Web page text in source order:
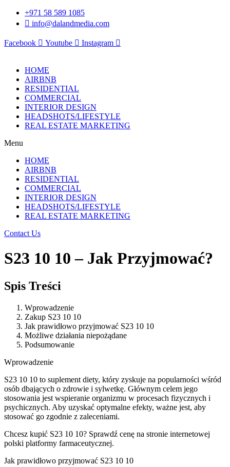
Skip
+971 58 589 1085
info@dalandmedia.com
Facebook Youtube Instagram
HOME
AIRBNB
RESIDENTIAL
COMMERCIAL
INTERIOR DESIGN
HEADSHOTS/LIFESTYLE
REAL ESTATE MARKETING
Menu
HOME
AIRBNB
RESIDENTIAL
COMMERCIAL
INTERIOR DESIGN
HEADSHOTS/LIFESTYLE
REAL ESTATE MARKETING
Contact Us
S23 10 10 – Jak Przyjmować?
Spis Treści
Wprowadzenie
Zakup S23 10 10
Jak prawidłowo przyjmować S23 10 10
Możliwe działania niepożądane
Podsumowanie
Wprowadzenie
S23 10 10 to suplement diety, który zyskuje na popularności wśród
osób dbających o zdrowie i sylwetkę. Głównym celem jego
stosowania jest wspieranie organizmu w procesach fizycznych i
psychicznych. Aby uzyskać optymalne efekty, ważne jest, aby
stosować go zgodnie z zaleceniami.
Chcesz kupić S23 10 10? Sprawdź cenę na stronie internetowej
polski platformy farmaceutycznej.
Jak prawidłowo przyjmować S23 10 10